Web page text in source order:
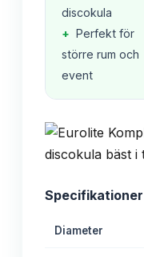
discokula
+ Perfekt för
större rum och
event
Specifikationer
Diameter